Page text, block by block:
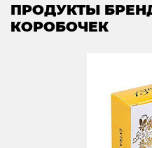
ПРОДУКТЫ
КОРОБОЧЕК